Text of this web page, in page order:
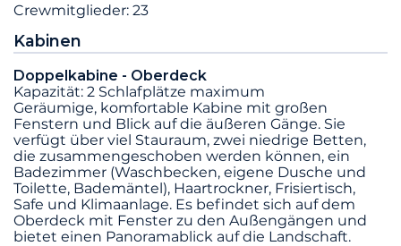
Crewmitglieder: 23
Kabinen
Doppelkabine - Oberdeck
Kapazität: 2 Schlafplätze maximum
Geräumige, komfortable Kabine mit großen
Fenstern und Blick auf die äußeren Gänge. Sie
verfügt über viel Stauraum, zwei niedrige Betten,
die zusammengeschoben werden können, ein
Badezimmer (Waschbecken, eigene Dusche und
Toilette, Bademäntel), Haartrockner, Frisiertisch,
Safe und Klimaanlage. Es befindet sich auf dem
Oberdeck mit Fenster zu den Außengängen und
bietet einen Panoramablick auf die Landschaft.